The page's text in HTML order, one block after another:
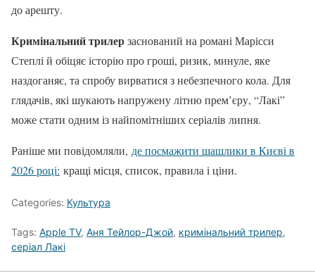
до арешту.
Кримінальний трилерзаснований на романі Марісси
Степлі й обіцяє історію про гроші, ризик, минуле, яке
наздоганяє, та спробу вирватися з небезпечного кола. Для
глядачів, які шукають напружену літню прем’єру, “Лакі”
може стати одним із найпомітніших серіалів липня.
Раніше ми повідомляли, де посмажити шашлики в Києві в
2026 році: кращі місця, список, правила і ціни.
Categories: Культура
Tags: Apple TV, Аня Тейлор-Джой, кримінальний трилер,
серіал Лакі